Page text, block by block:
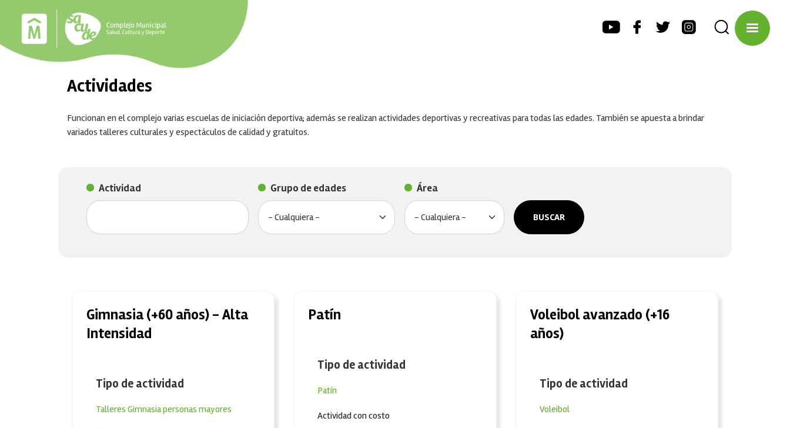
Pasar al contenido principal
Actividades
Funcionan en el complejo varias escuelas de iniciación deportiva; además se realizan actividades deportivas y recreativas para todas las edades. También se apuesta a brindar
variados talleres culturales y espectáculos de calidad y gratuitos.
Actividad Grupo de edades Área
BUSCAR
Gimnasia (+60 años) - Alta
Intensidad
Tipo de actividad
Talleres Gimnasia personas mayores
Patín
Tipo de actividad
Patín
Actividad con costo
Voleibol avanzado (+16
años)
Tipo de actividad
Voleibol